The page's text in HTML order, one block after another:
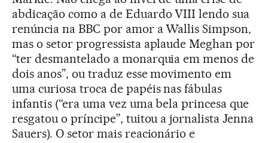
abdicação como a de Eduardo VIII lendo sua
renúncia na BBC por amor a Wallis Simpson,
mas o setor progressista aplaude Meghan por
“ter desmantelado a monarquia em menos de
dois anos”, ou traduz esse movimento em
uma curiosa troca de papéis nas fábulas
infantis (“era uma vez uma bela princesa que
resgatou o príncipe”, tuitou a jornalista Jenna
Sauers). O setor mais reacionário e